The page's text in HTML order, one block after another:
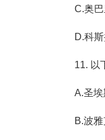
C.奥
D.科
11. 以
A.圣
B.波